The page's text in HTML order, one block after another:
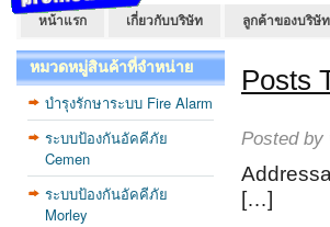
หน้าแรก เกี่ยวกับบริษัท ลูกค้าของบริษัท
หมวดหมู่สินค้าที่จำหน่าย
บำรุงรักษาระบบ Fire Alarm
ระบบป้องกันอัคคีภัย
Cemen
ระบบป้องกันอัคคีภัย
Morley
Posts
Posted by
[…]